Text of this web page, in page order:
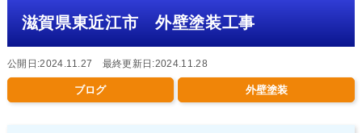
滋賀県東近江市 外壁塗装工事
公開日:2024.11.27 最終更新日:2024.11.28
ブログ 外壁塗装